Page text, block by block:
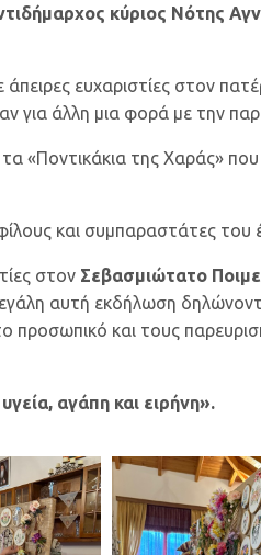
κύριος Νότης
ευχαριστίες στον
για άλλη μια φορά με την
«Ποντικάκια της Χαράς»
και συμπαραστάτες του
στον Σεβασμιώτατο
αυτή εκδήλωση
και τους
αγάπη και ειρήνη».